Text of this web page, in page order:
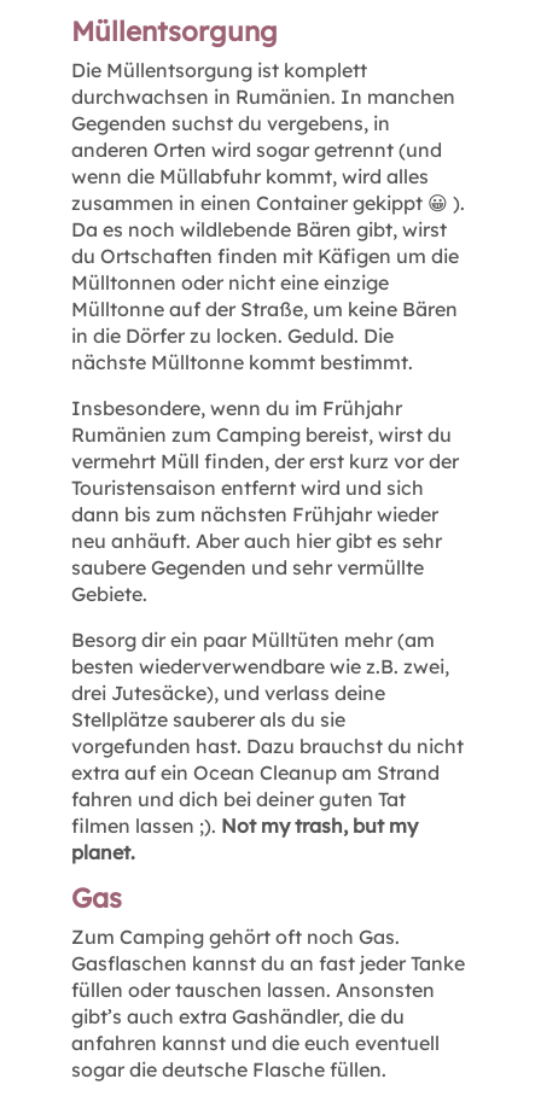
Müllentsorgung
Die Müllentsorgung ist komplett
durchwachsen in Rumänien. In manchen
Gegenden suchst du vergebens, in
anderen Orten wird sogar getrennt (und
wenn die Müllabfuhr kommt, wird alles
zusammen in einen Container gekippt 😀 ).
Da es noch wildlebende Bären gibt, wirst
du Ortschaften finden mit Käfigen um die
Mülltonnen oder nicht eine einzige
Mülltonne auf der Straße, um keine Bären
in die Dörfer zu locken. Geduld. Die
nächste Mülltonne kommt bestimmt.
Insbesondere, wenn du im Frühjahr
Rumänien zum Camping bereist, wirst du
vermehrt Müll finden, der erst kurz vor der
Touristensaison entfernt wird und sich
dann bis zum nächsten Frühjahr wieder
neu anhäuft. Aber auch hier gibt es sehr
saubere Gegenden und sehr vermüllte
Gebiete.
Besorg dir ein paar Mülltüten mehr (am
besten wiederverwendbare wie z.B. zwei,
drei Jutesäcke), und verlass deine
Stellplätze sauberer als du sie
vorgefunden hast. Dazu brauchst du nicht
extra auf ein Ocean Cleanup am Strand
fahren und dich bei deiner guten Tat
filmen lassen ;). Not my trash, but my
planet.
Gas
Zum Camping gehört oft noch Gas.
Gasflaschen kannst du an fast jeder Tanke
füllen oder tauschen lassen. Ansonsten
gibt’s auch extra Gashändler, die du
anfahren kannst und die euch eventuell
sogar die deutsche Flasche füllen.